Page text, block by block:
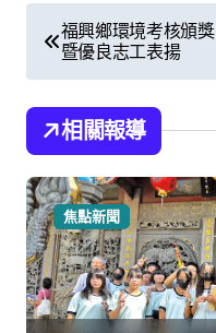
文
章
導
覽
福興鄉環境考核頒獎
暨優良志工表揚
相關報導
焦點新聞